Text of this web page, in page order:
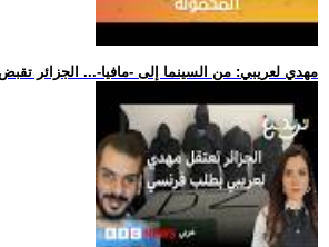
.. مهدي لعريبي: من السينما إلى -مافيا-... الجزائر